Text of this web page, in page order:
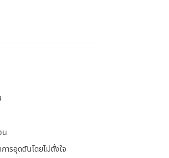
น
รอุดตันโดยไม่ตั้งใจ